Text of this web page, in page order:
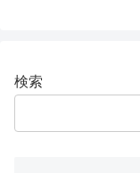
検索